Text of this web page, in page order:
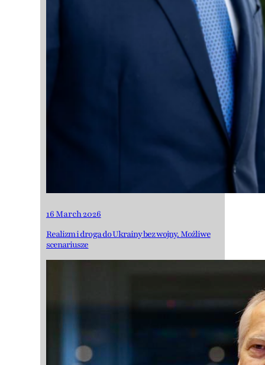
16 March 2026
Realizm i droga do Ukrainy bez wojny. Możliwe
scenariusze